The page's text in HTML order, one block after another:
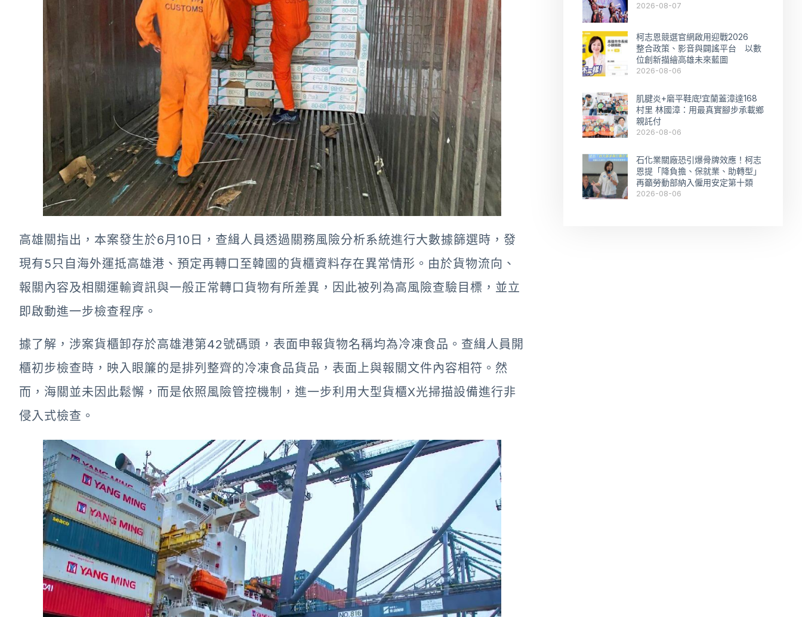
高雄關指出，本案發生於6月10日，查緝人員透過關務風險分析系統進行大數據篩選時，發
現有5只自海外運抵高雄港、預定再轉口至韓國的貨櫃資料存在異常情形。由於貨物流向、
報關內容及相關運輸資訊與一般正常轉口貨物有所差異，因此被列為高風險查驗目標，並立
即啟動進一步檢查程序。
據了解，涉案貨櫃卸存於高雄港第42號碼頭，表面申報貨物名稱均為冷凍食品。查緝人員開
櫃初步檢查時，映入眼簾的是排列整齊的冷凍食品貨品，表面上與報關文件內容相符。然
而，海關並未因此鬆懈，而是依照風險管控機制，進一步利用大型貨櫃X光掃描設備進行非
侵入式檢查。
2026-08-07
柯志恩競選官網啟用迎戰2026
整合政策、影音與闢謠平台 以數
位創新描繪高雄未來藍圖
2026-08-06
肌腱炎+磨平鞋底!宜蘭蓋漳達168
村里 林國漳：用最真實腳步承載鄉
親託付
2026-08-06
石化業關廠恐引爆骨牌效應！柯志
恩提「降負擔、保就業、助轉型」
再籲勞動部納入僱用安定第十類
2026-08-06